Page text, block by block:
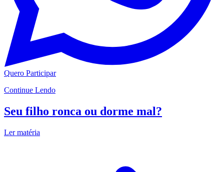
Quero Participar
Continue Lendo
Seu filho ronca ou dorme mal?
Ler matéria